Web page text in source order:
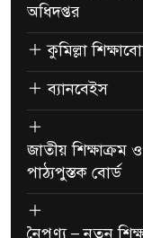
অধিদপ্তর
কুমিল্লা
ব্যানবেইস
জাতীয় শিক্ষাক্রম ও
পাঠ্যপুস্তক বোর্ড
নৈপুণ্য – নতুন